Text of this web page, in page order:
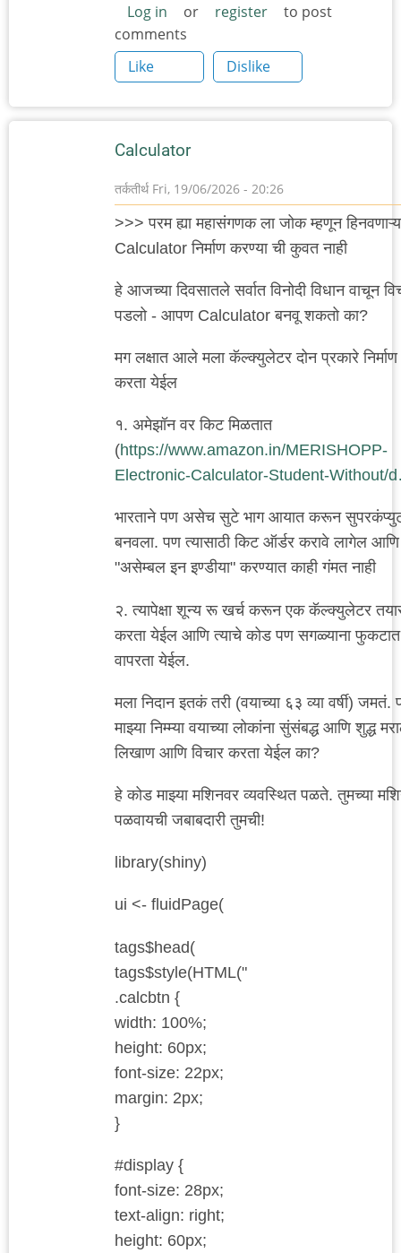
Log in or register
to post
comments
Like
Dislike
Calculator
तर्कतीर्थFri, 19/06/2026 - 20:26
>>> परम ह्या महासंगणक ला जोक म्हणून
Calculator निर्माण करण्या ची कुवत नाही
हे आजच्या दिवसातले सर्वात विनोदी विधान वाचून
पडलो - आपण Calculator बनवू शकतो का?
मग लक्षात आले मला कॅल्क्युलेटर दोन प्रकारे निर्माण
करता येईल
१. अमेझॉन वर किट मिळतात
(https://www.amazon.in/MERISHOPP-
Electronic-Calculator-Student-Without/
भारताने पण असेच सुटे भाग आयात करून
बनवला. पण त्यासाठी किट ऑर्डर करावे लागेल आणि
"असेम्बल इन इण्डीया" करण्यात काही गंमत नाही
२. त्यापेक्षा शून्य रू खर्च करून एक कॅल्क्युलेटर
करता येईल आणि त्याचे कोड पण सगळ्याना फुकटात
वापरता येईल.
मला निदान इतकं तरी (वयाच्या ६३ व्या वर्षी) जमतं.
माझ्या निम्म्या वयाच्या लोकांना सुंसंबद्ध आणि शुद्ध
लिखाण आणि विचार करता येईल का?
हे कोड माझ्या मशिनवर व्यवस्थित पळते. तुमच्या
पळवायची जबाबदारी तुमची!
library(shiny)
ui <- fluidPage(
tags$head(
tags$style(HTML("
.calcbtn {
width: 100%;
height: 60px;
font-size: 22px;
margin: 2px;
}
#display {
font-size: 28px;
text-align: right;
height: 60px;